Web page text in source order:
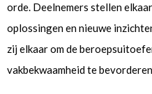
orde. Deelnemers stellen
oplossingen en nieuwe
zij elkaar om de
vakbekwaamheid te